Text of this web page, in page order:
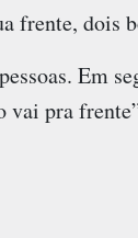
frente, dois
Em
vai pra